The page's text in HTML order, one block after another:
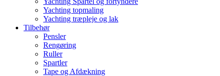
Yachting topmaling
Yachting træpleje og lak
Tilbehør
Pensler
Rengøring
Ruller
Spartler
Tape og Afdækning